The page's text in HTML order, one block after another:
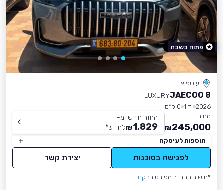
עיספיא
JAECOO 8
LUXURY
2026 יד 1
0 ק״מ
מחיר
245,000
₪
החזר חודשי מ-
1,829
₪לחודש*
תוספות לעיסקה
לפגישה בסוכנות יצירת קשר
*חישוב ההחזר מפורט בתקנון
פתוח בשבת